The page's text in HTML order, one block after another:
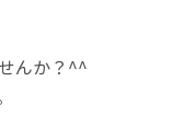
んか？^^